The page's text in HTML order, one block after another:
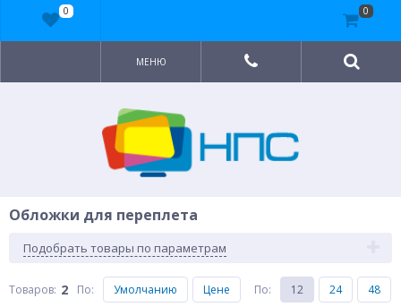
МЕНЮ
Обложки для переплета
Подобрать товары по параметрам
Товаров: 2 По: Умолчанию Цене По: 12 24 48
0 0